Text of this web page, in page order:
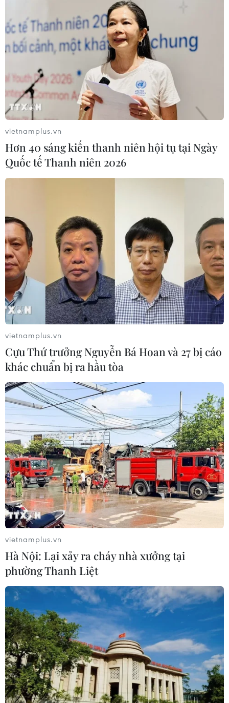
vietnamplus.vn
Hơn 40 sáng kiến thanh niên hội tụ tại Ngày
Quốc tế Thanh niên 2026
vietnamplus.vn
Cựu Thứ trưởng Nguyễn Bá Hoan và 27 bị cáo
khác chuẩn bị ra hầu tòa
vietnamplus.vn
Hà Nội: Lại xảy ra cháy nhà xưởng tại
phường Thanh Liệt